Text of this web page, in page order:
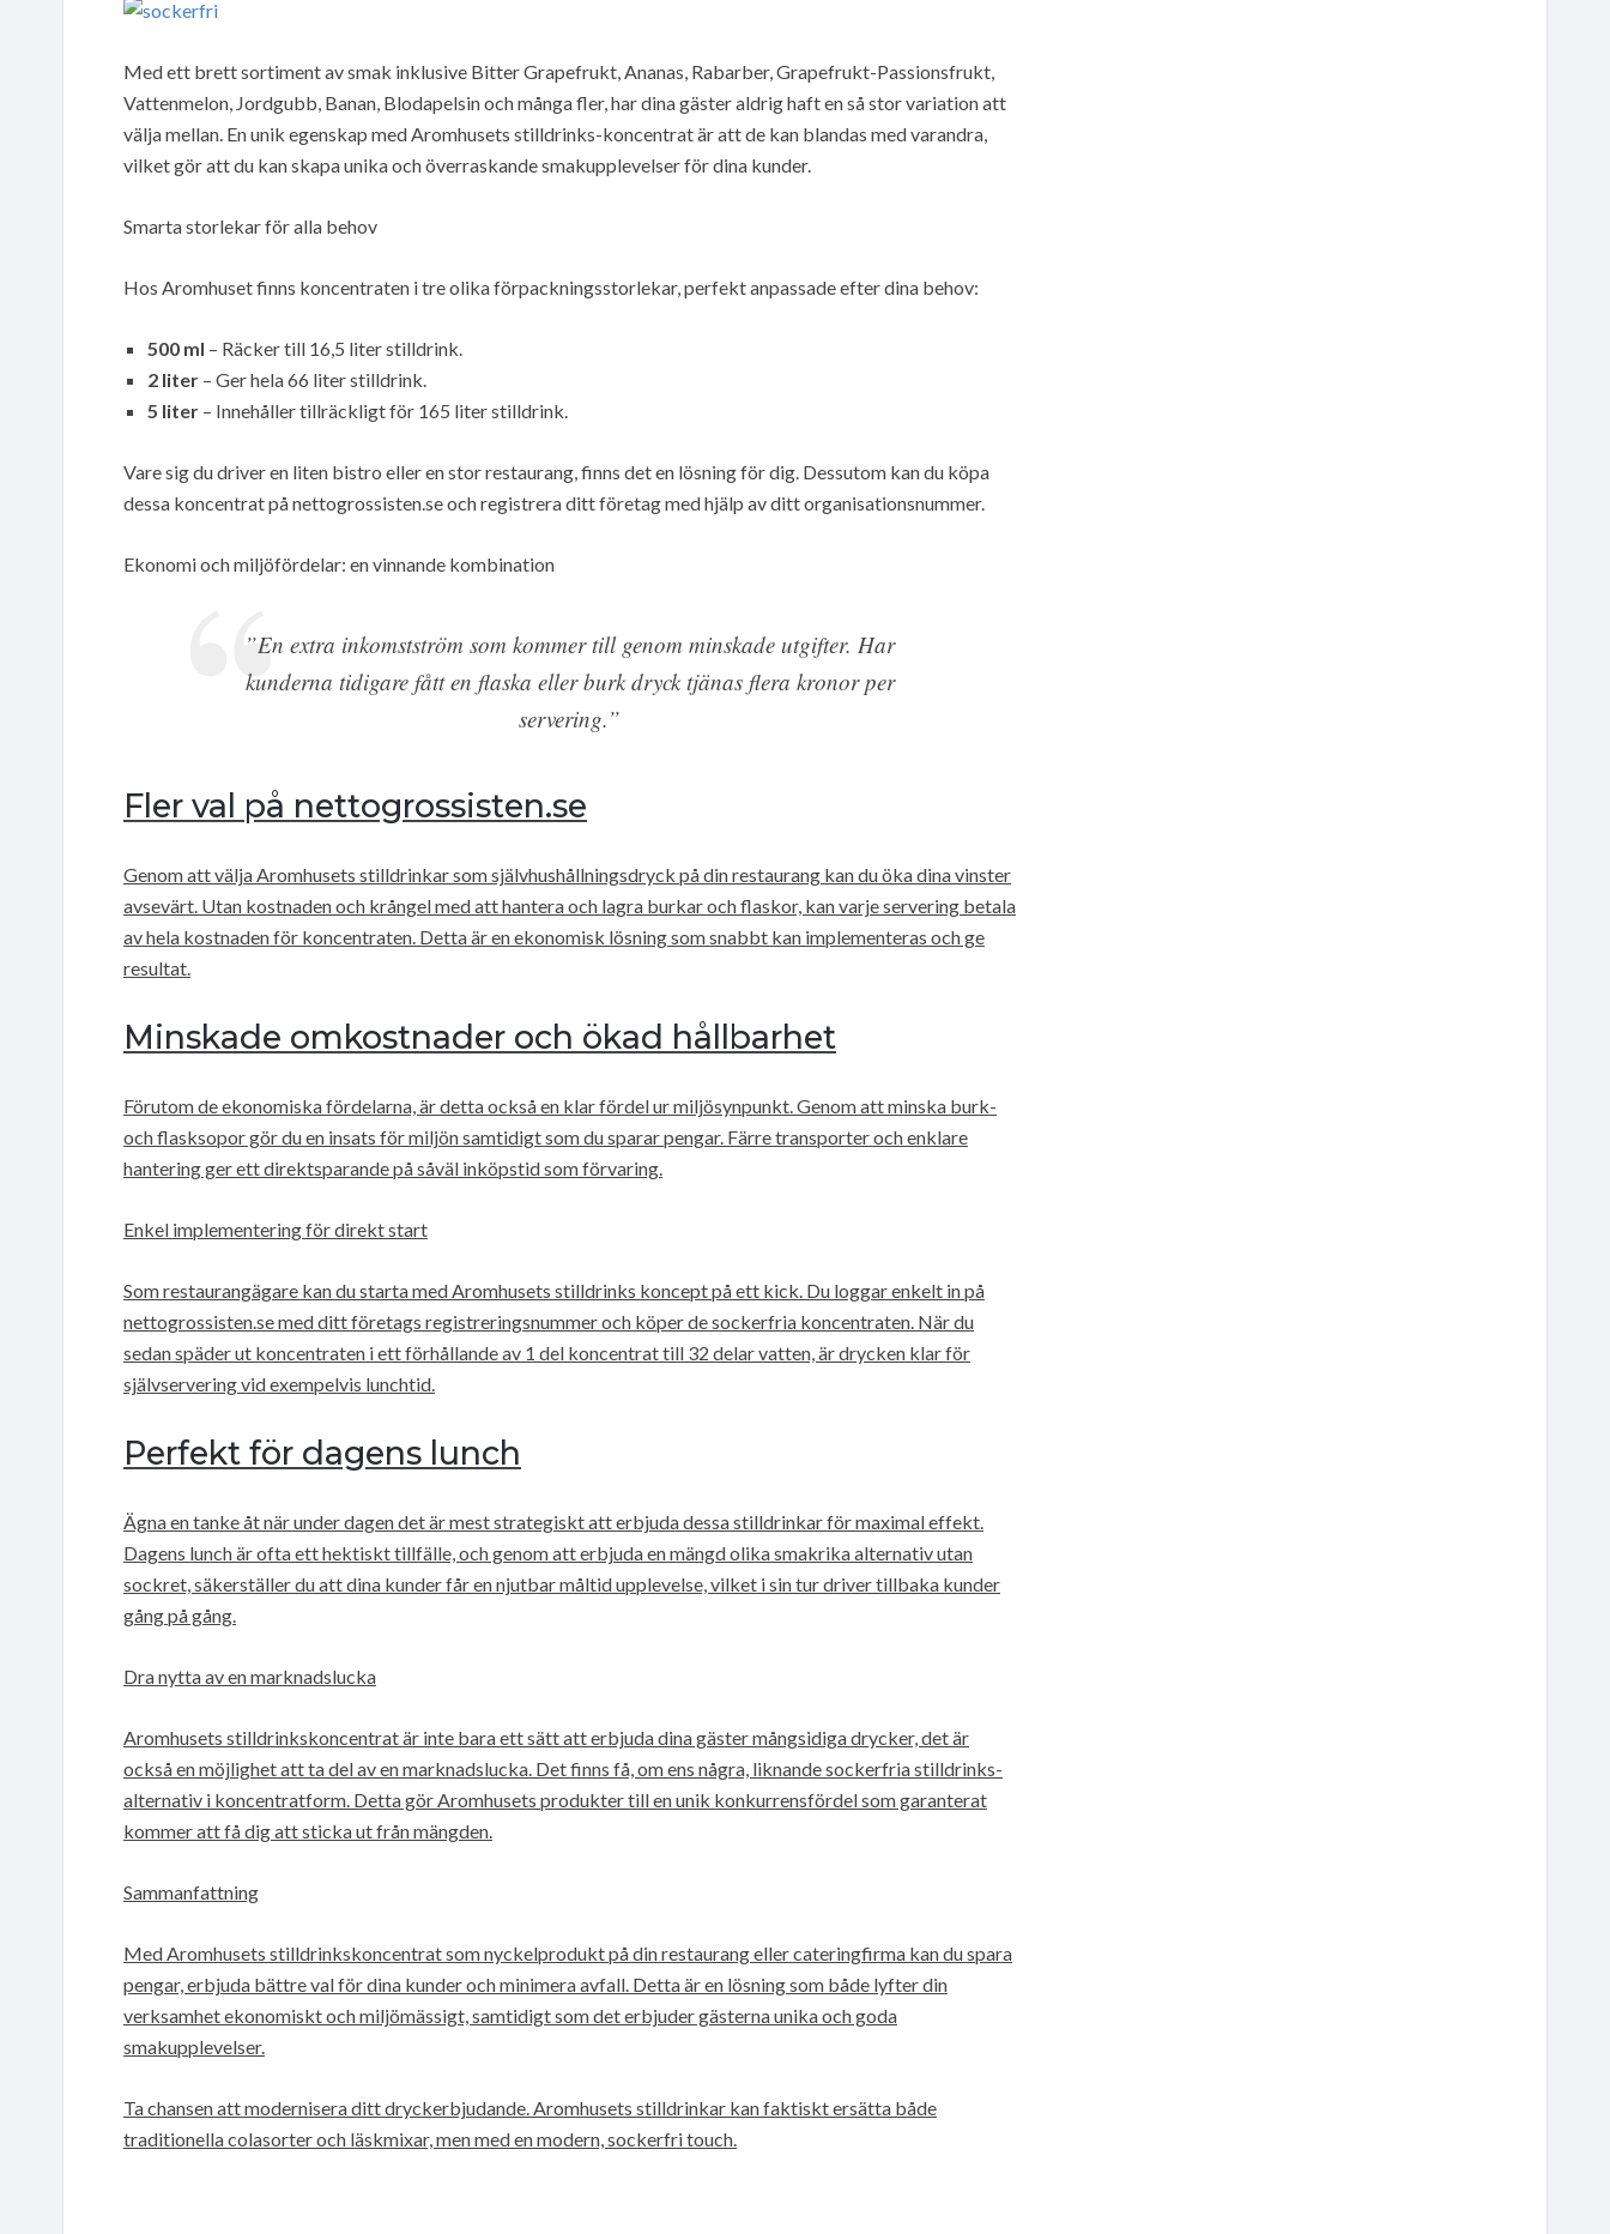
Med ett brett sortiment av smak inklusive Bitter Grapefrukt, Ananas, Rabarber, Grapefrukt-Passionsfrukt,
Vattenmelon, Jordgubb, Banan, Blodapelsin och många fler, har dina gäster aldrig haft en så stor variation att
välja mellan. En unik egenskap med Aromhusets stilldrinks-koncentrat är att de kan blandas med varandra,
vilket gör att du kan skapa unika och överraskande smakupplevelser för dina kunder.
Smarta storlekar för alla behov
Hos Aromhuset finns koncentraten i tre olika förpackningsstorlekar, perfekt anpassade efter dina behov:
500 ml – Räcker till 16,5 liter stilldrink.
2 liter – Ger hela 66 liter stilldrink.
5 liter – Innehåller tillräckligt för 165 liter stilldrink.
Vare sig du driver en liten bistro eller en stor restaurang, finns det en lösning för dig. Dessutom kan du köpa
dessa koncentrat på nettogrossisten.se och registrera ditt företag med hjälp av ditt organisationsnummer.
Ekonomi och miljöfördelar: en vinnande kombination
”En extra inkomstström som kommer till genom minskade utgifter. Har
kunderna tidigare fått en flaska eller burk dryck tjänas flera kronor per
servering.”
Fler val på nettogrossisten.se
Genom att välja Aromhusets stilldrinkar som självhushållningsdryck på din restaurang kan du öka dina vinster
avsevärt. Utan kostnaden och krångel med att hantera och lagra burkar och flaskor, kan varje servering betala
av hela kostnaden för koncentraten. Detta är en ekonomisk lösning som snabbt kan implementeras och ge
resultat.
Minskade omkostnader och ökad hållbarhet
Förutom de ekonomiska fördelarna, är detta också en klar fördel ur miljösynpunkt. Genom att minska burk-
och flasksopor gör du en insats för miljön samtidigt som du sparar pengar. Färre transporter och enklare
hantering ger ett direktsparande på såväl inköpstid som förvaring.
Enkel implementering för direkt start
Som restaurangägare kan du starta med Aromhusets stilldrinks koncept på ett kick. Du loggar enkelt in på
nettogrossisten.se med ditt företags registreringsnummer och köper de sockerfria koncentraten. När du
sedan späder ut koncentraten i ett förhållande av 1 del koncentrat till 32 delar vatten, är drycken klar för
självservering vid exempelvis lunchtid.
Perfekt för dagens lunch
Ägna en tanke åt när under dagen det är mest strategiskt att erbjuda dessa stilldrinkar för maximal effekt.
Dagens lunch är ofta ett hektiskt tillfälle, och genom att erbjuda en mängd olika smakrika alternativ utan
sockret, säkerställer du att dina kunder får en njutbar måltid upplevelse, vilket i sin tur driver tillbaka kunder
gång på gång.
Dra nytta av en marknadslucka
Aromhusets stilldrinkskoncentrat är inte bara ett sätt att erbjuda dina gäster mångsidiga drycker, det är
också en möjlighet att ta del av en marknadslucka. Det finns få, om ens några, liknande sockerfria stilldrinks-
alternativ i koncentratform. Detta gör Aromhusets produkter till en unik konkurrensfördel som garanterat
kommer att få dig att sticka ut från mängden.
Sammanfattning
Med Aromhusets stilldrinkskoncentrat som nyckelprodukt på din restaurang eller cateringfirma kan du spara
pengar, erbjuda bättre val för dina kunder och minimera avfall. Detta är en lösning som både lyfter din
verksamhet ekonomiskt och miljömässigt, samtidigt som det erbjuder gästerna unika och goda
smakupplevelser.
Ta chansen att modernisera ditt dryckerbjudande. Aromhusets stilldrinkar kan faktiskt ersätta både
traditionella colasorter och läskmixar, men med en modern, sockerfri touch.